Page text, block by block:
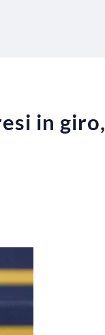
in giro,